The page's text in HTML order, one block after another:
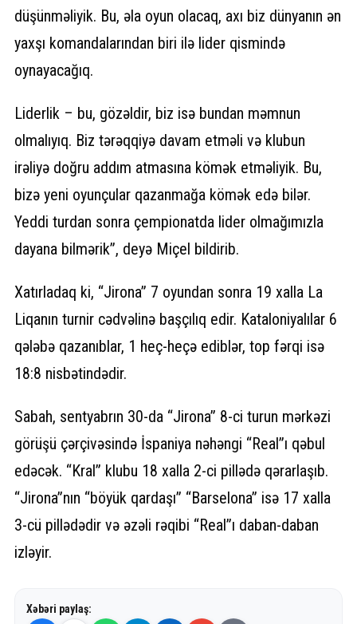
düşünməliyik. Bu, əla oyun olacaq, axı biz dünyanın ən
yaxşı komandalarından biri ilə lider qismində
oynayacağıq.
Liderlik – bu, gözəldir, biz isə bundan məmnun
olmalıyıq. Biz tərəqqiyə davam etməli və klubun
irəliyə doğru addım atmasına kömək etməliyik. Bu,
bizə yeni oyunçular qazanmağa kömək edə bilər.
Yeddi turdan sonra çempionatda lider olmağımızla
dayana bilmərik”, deyə Miçel bildirib.
Xatırladaq ki, “Jirona” 7 oyundan sonra 19 xalla La
Liqanın turnir cədvəlinə başçılıq edir. Kataloniyalılar 6
qələbə qazanıblar, 1 heç-heçə ediblər, top fərqi isə
18:8 nisbətindədir.
Sabah, sentyabrın 30-da “Jirona” 8-ci turun mərkəzi
görüşü çərçivəsində İspaniya nəhəngi “Real”ı qəbul
edəcək. “Kral” klubu 18 xalla 2-ci pillədə qərarlaşıb.
“Jirona”nın “böyük qardaşı” “Barselona” isə 17 xalla
3-cü pillədədir və əzəli rəqibi “Real”ı daban-daban
izləyir.
Xəbəri paylaş: